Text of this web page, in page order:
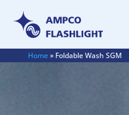
Home» Foldable Wash SGM